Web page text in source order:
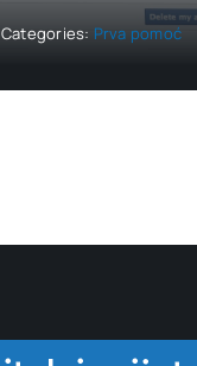
Categories: Prva pomoć